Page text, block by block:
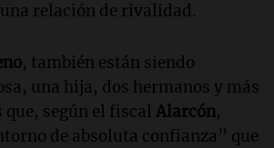
relación de rivalidad.
, también están siendo
una hija, dos hermanos y más
que, según el fiscal Alarcón,
de absoluta confianza” que